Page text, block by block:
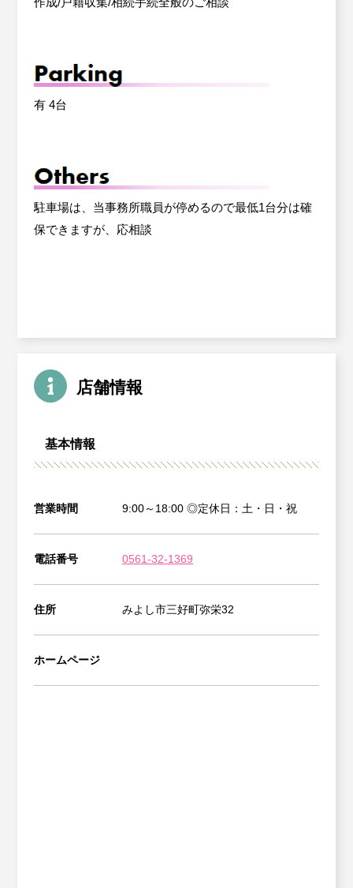
有 4台
駐車場は、当事務所職員が停めるので最低1台分は確
保できますが、応相談
店舗情報
基本情報
営業時間 9:00～18:00 ◎定休日：土・日・祝
電話番号 0561-32-1369
住所 みよし市三好町弥栄32
ホームページ